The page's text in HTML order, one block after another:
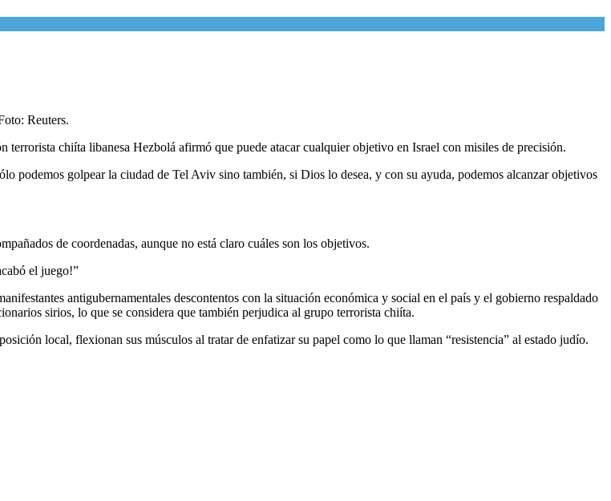
Reuters.
chiíta libanesa Hezbolá afirmó que puede atacar cualquier objetivo en Israel con misiles de precisión.
podemos golpear la ciudad de Tel Aviv sino también, si Dios lo desea, y con su ayuda, podemos alcanzar objetivos
de coordenadas, aunque no está claro cuáles son los objetivos.
el juego!”
antigubernamentales descontentos con la situación económica y social en el país y el gobierno respaldado
sirios, lo que se considera que también perjudica al grupo terrorista chiíta.
local, flexionan sus músculos al tratar de enfatizar su papel como lo que llaman “resistencia” al estado judío.